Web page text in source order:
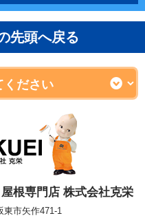
先頭へ戻る
根専門店 株式会社克栄
東市矢作471-1